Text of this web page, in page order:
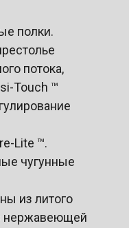
полки.
потока,
Touch ™
Lite ™.
чугунные
из литого
нержавеющей